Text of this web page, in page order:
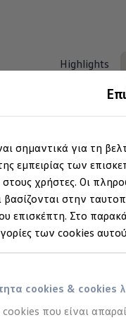
σημαντικά για τη
εμπειρίας των
χρήστες. Οι
βασίζονται στην
επισκέπτη. Στο
των cookies
cookies & cookies
cookies που είναι
Highlights